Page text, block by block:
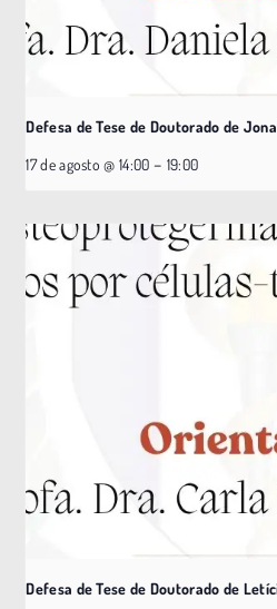
Defesa de Tese de Doutorado de
17 de agosto @ 14:00 – 19:00
Defesa de Tese de Doutorado de